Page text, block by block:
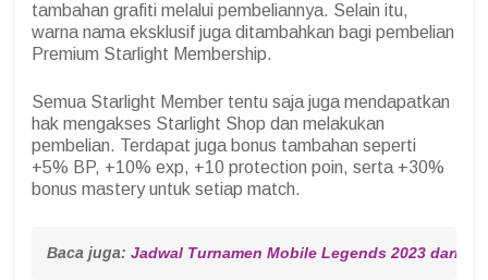
tambahan grafiti melalui pembeliannya. Selain itu,
warna nama eksklusif juga ditambahkan bagi pembelian
Premium Starlight Membership.
Semua Starlight Member tentu saja juga mendapatkan
hak mengakses Starlight Shop dan melakukan
pembelian. Terdapat juga bonus tambahan seperti
+5% BP, +10% exp, +10 protection poin, serta +30%
bonus mastery untuk setiap match.
Baca juga: Jadwal Turnamen Mobile Legends 2023 dari